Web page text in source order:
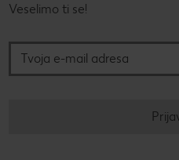
Veselimo ti se!